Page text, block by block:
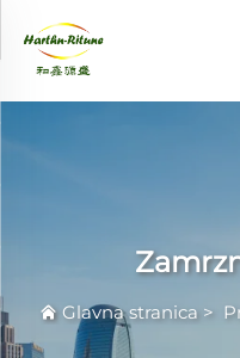
Glavna stranica >